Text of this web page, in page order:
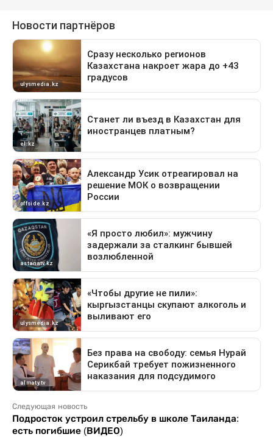
Следующая новость
Подросток устроил стрельбу в школе Таиланда:
есть погибшие (ВИДЕО)